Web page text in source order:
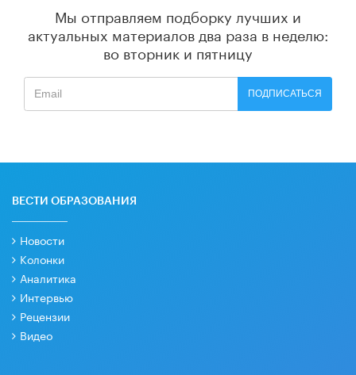
Мы отправляем подборку лучших и
актуальных материалов два раза в неделю:
во вторник и пятницу
ПОДПИСАТЬСЯ
ВЕСТИ ОБРАЗОВАНИЯ
Новости
Колонки
Аналитика
Интервью
Рецензии
Видео